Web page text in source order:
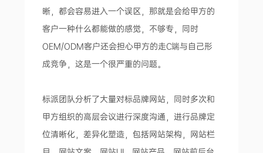
晰，都会容易进入一个误区，那就是会给甲方的
客户一种什么都能做的感觉，不够专，同时
OEM/ODM客户还会担心甲方的走C端与自己形
成竞争，这是一个很严重的问题。
标派团队分析了大量对标品牌网站，同时多次和
甲方组织的高层会议进行深度沟通，进行品牌定
位清晰化，差异化塑造，包括网站架构，网站栏